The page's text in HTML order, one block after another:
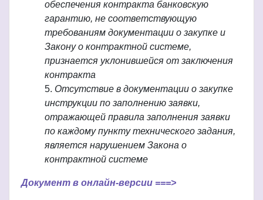
обеспечения контракта банковскую
гарантию, не соответствующую
требованиям документации о закупке и
Закону о контрактной системе,
признается уклонившейся от заключения
контракта
Отсутствие в документации о закупке
инструкции по заполнению заявки,
отражающей правила заполнения заявки
по каждому пункту технического задания,
является нарушением Закона о
контрактной системе
Документ в онлайн-версии ===>